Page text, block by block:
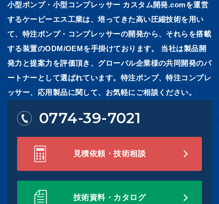
小型ポンプ・小型コンプレッサー カスタム開発.comを運営
するケーピーエス工業は、培ってきた高い圧縮技術を用い
て、特注ポンプ・コンプレッサーの開発から、それらを搭載
する装置のODM/OEMを手掛けております。 当社は製品開
発力と提案力を評価頂き、グローバル企業様の共同開発のパ
ートナーとして選ばれています。特注ポンプ、特注コンプレ
ッサー、応用製品に関して、お気軽にご相談ください。
0774-39-7021
見積依頼・技術相談
技術資料・カタログ